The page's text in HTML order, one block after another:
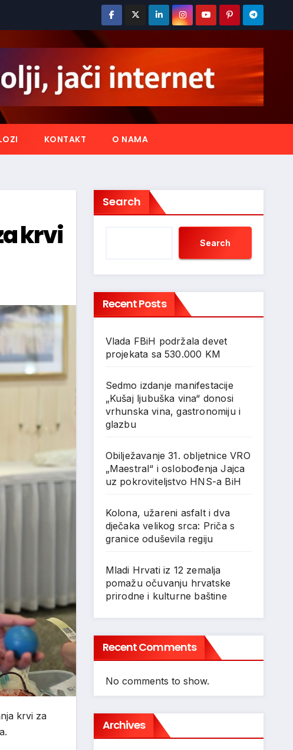
KONTAKT O NAMA
krvi
krvi za
Search
Search
Recent Posts
Vlada FBiH podržala devet
projekata sa 530.000 KM
Sedmo izdanje manifestacije
„Kušaj ljubuška vina“ donosi
vrhunska vina, gastronomiju i
glazbu
Obilježavanje 31. obljetnice VRO
„Maestral“ i oslobođenja Jajca
uz pokroviteljstvo HNS-a BiH
Kolona, užareni asfalt i dva
dječaka velikog srca: Priča s
granice oduševila regiju
Mladi Hrvati iz 12 zemalja
pomažu očuvanju hrvatske
prirodne i kulturne baštine
Recent Comments
No comments to show.
Archives